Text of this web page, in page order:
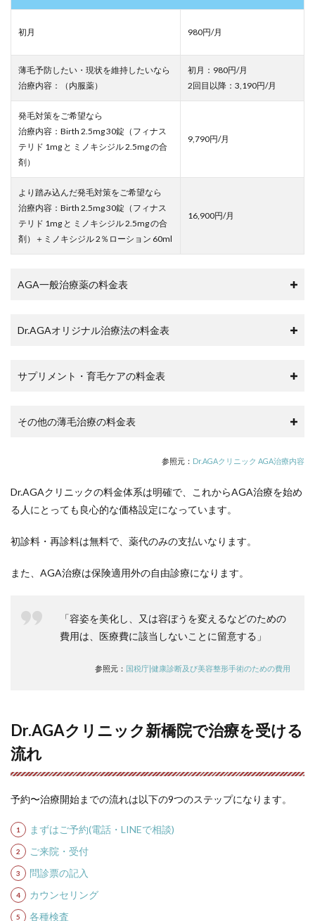
初月 980円/月
薄毛予防したい・現状を維持したいなら
治療内容：（内服薬）
初月：980円/月
2回目以降： 3,190円/月
発毛対策をご希望なら
治療内容：Birth 2.5mg 30錠（フィナス
テリド 1mg と ミノキシジル 2.5mg の合
剤）
9,790円/月
より踏み込んだ発毛対策をご希望なら
治療内容：Birth 2.5mg 30錠（フィナス
テリド 1mg と ミノキシジル 2.5mg の合
剤）＋ミノキシジル 2％ローション 60ml
16,900円/月
AGA一般治療薬の料金表
Dr.AGAオリジナル治療法の料金表
サプリメント・育毛ケアの料金表
その他の薄毛治療の料金表
参照元： Dr.AGAクリニック AGA治療内容
Dr.AGAクリニックの料金体系は明確で、これからAGA治療を始め
る人にとっても良心的な価格設定になっています。
初診料・再診料は無料で、薬代のみの支払いなります。
また、AGA治療は保険適用外の自由診療になります。
「容姿を美化し、又は容ぼうを変えるなどのための
費用は、医療費に該当しないことに留意する」
参照元： 国税庁|健康診断及び美容整形手術のための費用
Dr.AGAクリニック新橋院で治療を受ける
流れ
予約〜治療開始までの流れは以下の9つのステップになります。
まずはご予約(電話・LINEで相談)
ご来院・受付
問診票の記入
カウンセリング
各種検査